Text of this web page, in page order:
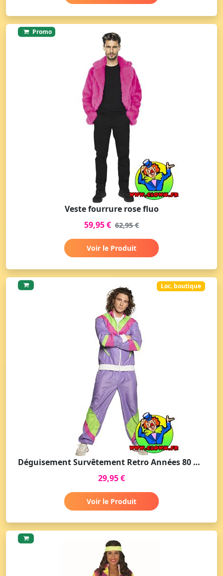
Promo
Veste fourrure rose fluo
59,95 € 62,95 €
Voir le Produit
Loc. boutique
Déguisement Survêtement Retro Années 80 Homme
29,95 €
Voir le Produit